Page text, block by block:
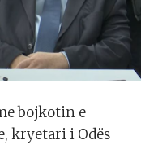
bojkotin e
kryetari i Odës